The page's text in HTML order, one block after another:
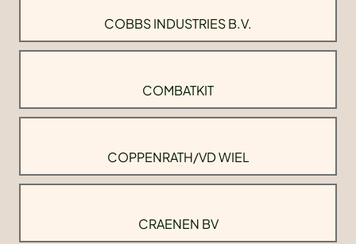
COBBS INDUSTRIES B.V.
COMBATKIT
COPPENRATH/VD WIEL
CRAENEN BV